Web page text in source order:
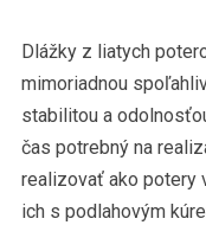
Dlážky z liatych
mimoriadnou
stabilitou a
čas potrebný na
realizovať ako potery
ich s podlahovým